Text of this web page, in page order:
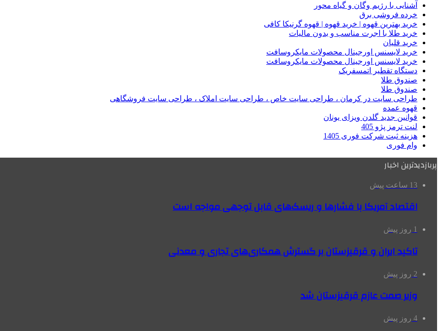
آشنایی با رژیم وگان و گیاه محور
خرده فروشی برق
خرید بهترین قهوه | خرید قهوه | قهوه گرنیکا کافی
خرید طلا با اجرت مناسب و بدون مالیات
خرید قلیان
خرید لایسنس اورجینال محصولات مایکروسافت
خرید لایسنس اورجینال محصولات مایکروسافت
دستگاه تقطیر اتمسفریک
صندوق طلا
صندوق طلا
طراحی سایت در کرمان ، طراحی سایت خاص ، طراحی سایت املاک ، طراحی سایت فروشگاهی
قهوه عمده
قوانین جدید گلدن ویزای یونان
لنت ترمز پژو 405
هزینه ثبت شرکت فوری 1405
وام فوری
پربازدیدترین اخبار
13 ساعت پیش
اقتصاد آمریکا با فشارها و ریسک‌های قابل توجهی مواجه است
1 روز پیش
تاکید ایران و قرقیزستان بر گسترش همکاری‌های تجاری و معدنی
2 روز پیش
وزیر صمت عازم قرقیزستان شد
4 روز پیش